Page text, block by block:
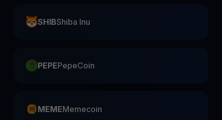
SHIBShiba Inu
PEPEPepeCoin
MEMEMemecoin